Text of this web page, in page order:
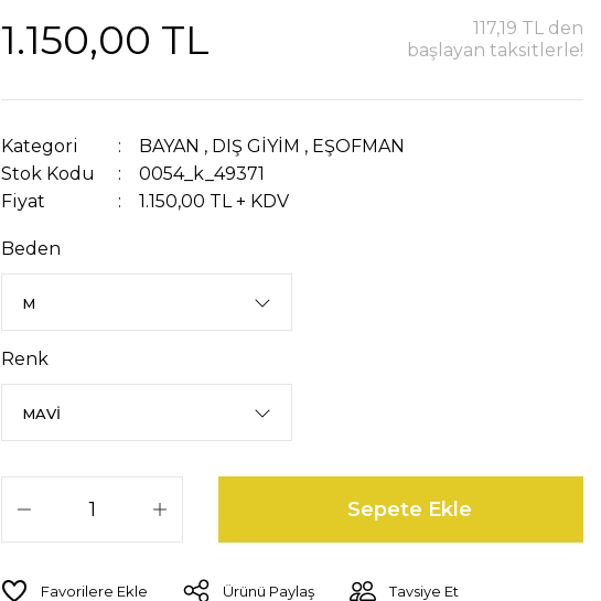
1.150,00 TL
117,19 TL den
başlayan taksitlerle!
Kategori BAYAN , DIŞ GİYİM , EŞOFMAN
Stok Kodu
0054_k_49371
Fiyat
1.150,00 TL + KDV
Beden
Renk
Sepete Ekle
Ürünü Paylaş Tavsiye Et